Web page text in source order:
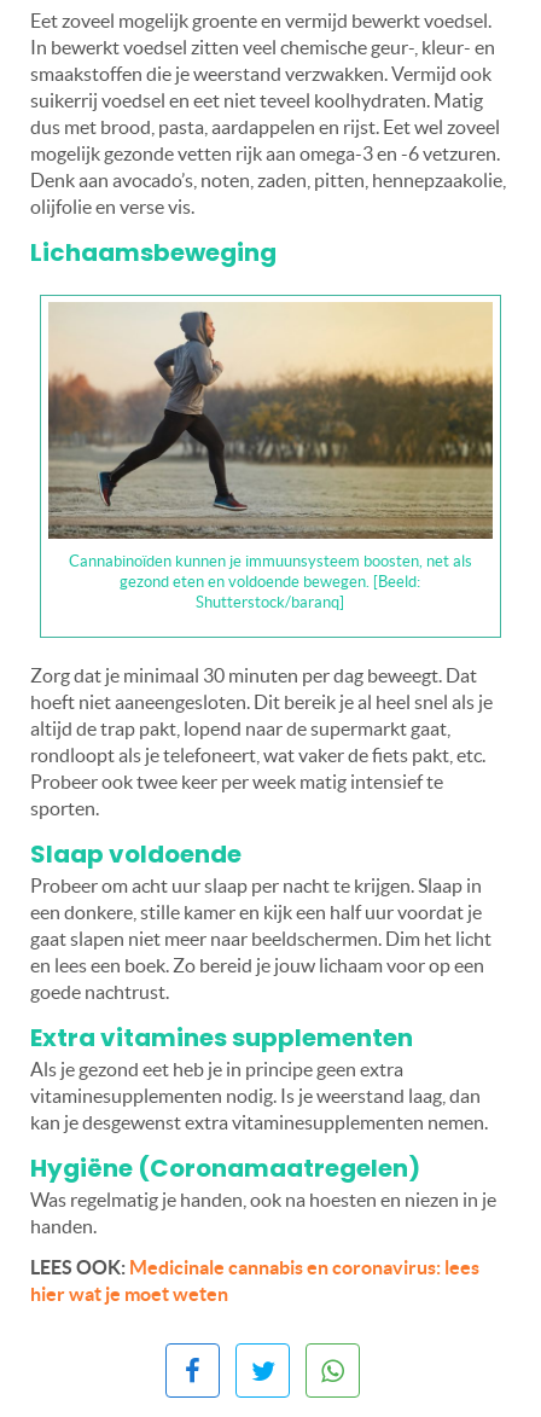
Eet zoveel mogelijk groente en vermijd bewerkt voedsel.
In bewerkt voedsel zitten veel chemische geur-, kleur- en
smaakstoffen die je weerstand verzwakken. Vermijd ook
suikerrij voedsel en eet niet teveel koolhydraten. Matig
dus met brood, pasta, aardappelen en rijst. Eet wel zoveel
mogelijk gezonde vetten rijk aan omega-3 en -6 vetzuren.
Denk aan avocado’s, noten, zaden, pitten, hennepzaakolie,
olijfolie en verse vis.
Lichaamsbeweging
Cannabinoïden kunnen je immuunsysteem boosten, net als
gezond eten en voldoende bewegen. [Beeld:
Shutterstock/baranq]
Zorg dat je minimaal 30 minuten per dag beweegt. Dat
hoeft niet aaneengesloten. Dit bereik je al heel snel als je
altijd de trap pakt, lopend naar de supermarkt gaat,
rondloopt als je telefoneert, wat vaker de fiets pakt, etc.
Probeer ook twee keer per week matig intensief te
sporten.
Slaap voldoende
Probeer om acht uur slaap per nacht te krijgen. Slaap in
een donkere, stille kamer en kijk een half uur voordat je
gaat slapen niet meer naar beeldschermen. Dim het licht
en lees een boek. Zo bereid je jouw lichaam voor op een
goede nachtrust.
Extra vitamines supplementen
Als je gezond eet heb je in principe geen extra
vitaminesupplementen nodig. Is je weerstand laag, dan
kan je desgewenst extra vitaminesupplementen nemen.
Hygiëne (Coronamaatregelen)
Was regelmatig je handen, ook na hoesten en niezen in je
handen.
LEES OOK: Medicinale cannabis en coronavirus: lees
hier wat je moet weten